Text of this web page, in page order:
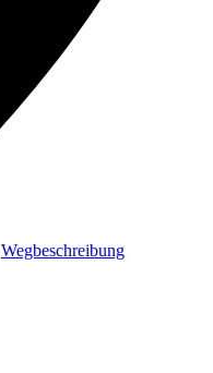
Wegbeschreibung